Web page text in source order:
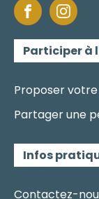
Participer à
Proposer
Partager une
Infos
Contactez-